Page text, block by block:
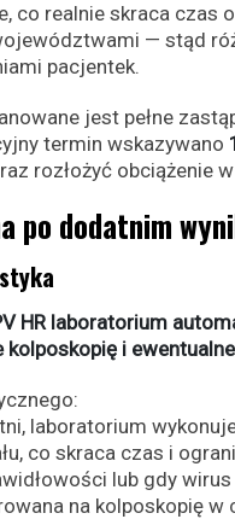
co realnie skraca
— stąd
pacjentek.
jest pełne
termin wskazywano
rozłożyć obciążenie
po dodatnim
HR laboratorium
i
laboratorium
co skraca czas i
lub gdy
na kolposkopię